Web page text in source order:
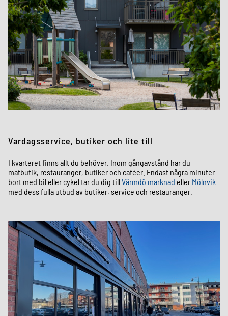
Vardagsservice, butiker och lite till
I kvarteret finns allt du behöver. Inom gångavstånd har du
matbutik, restauranger, butiker och caféer. Endast några minuter
bort med bil eller cykel tar du dig tillVärmdö marknad eller Mölnvik
med dess fulla utbud av butiker, service och restauranger.